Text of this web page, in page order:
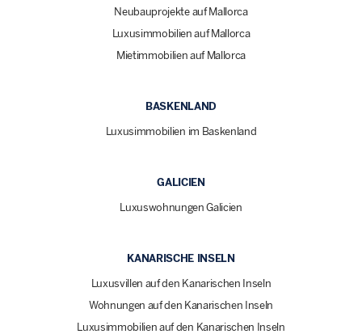
Neubauprojekte auf Mallorca
Luxusimmobilien auf Mallorca
Mietimmobilien auf Mallorca
BASKENLAND
Luxusimmobilien im Baskenland
GALICIEN
Luxuswohnungen Galicien
KANARISCHE INSELN
Luxusvillen auf den Kanarischen Inseln
Wohnungen auf den Kanarischen Inseln
Luxusimmobilien auf den Kanarischen Inseln